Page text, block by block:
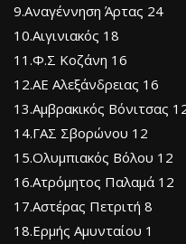
9.Αναγέννηση Άρτας 24
10.Αιγινιακός 18
11.Φ.Σ Κοζάνη 16
12.ΑΕ Αλεξάνδρειας 16
13.Αμβρακικός Βόνιτσας
14.ΓΑΣ Σβορώνου 12
15.Ολυμπιακός Βόλου 12
16.Ατρόμητος Παλαμά 12
17.Αστέρας Πετριτή 8
18.Ερμής Αμυνταίου 1